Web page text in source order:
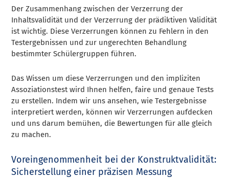
Der Zusammenhang zwischen der Verzerrung der
Inhaltsvalidität und der Verzerrung der prädiktiven Validität
ist wichtig. Diese Verzerrungen können zu Fehlern in den
Testergebnissen und zur ungerechten Behandlung
bestimmter Schülergruppen führen.
Das Wissen um diese Verzerrungen und den impliziten
Assoziationstest wird Ihnen helfen, faire und genaue Tests
zu erstellen. Indem wir uns ansehen, wie Testergebnisse
interpretiert werden, können wir Verzerrungen aufdecken
und uns darum bemühen, die Bewertungen für alle gleich
zu machen.
Voreingenommenheit bei der Konstruktvalidität:
Sicherstellung einer präzisen Messung